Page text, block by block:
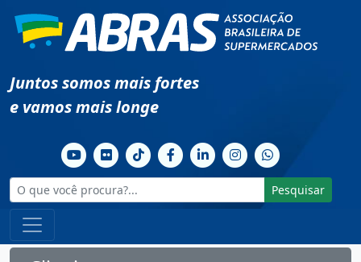
Juntos somos mais fortes
e vamos mais longe
Pesquisar